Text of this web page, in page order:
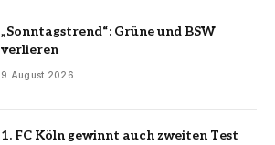
„Sonntagstrend“: Grüne und BSW
verlieren
9 August 2026
1. FC Köln gewinnt auch zweiten Test